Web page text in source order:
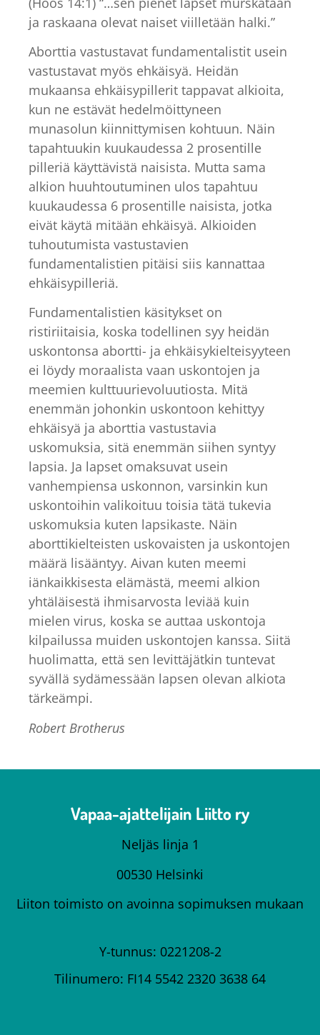
ja raskaana olevat naiset viilletään halki.”
Aborttia vastustavat fundamentalistit usein
vastustavat myös ehkäisyä. Heidän
mukaansa ehkäisypillerit tappavat alkioita,
kun ne estävät hedelmöittyneen
munasolun kiinnittymisen kohtuun. Näin
tapahtuukin kuukaudessa 2 prosentille
pilleriä käyttävistä naisista. Mutta sama
alkion huuhtoutuminen ulos tapahtuu
kuukaudessa 6 prosentille naisista, jotka
eivät käytä mitään ehkäisyä. Alkioiden
tuhoutumista vastustavien
fundamentalistien pitäisi siis kannattaa
ehkäisypilleriä.
Fundamentalistien käsitykset on
ristiriitaisia, koska todellinen syy heidän
uskontonsa abortti- ja ehkäisykielteisyyteen
ei löydy moraalista vaan uskontojen ja
meemien kulttuurievoluutiosta. Mitä
enemmän johonkin uskontoon kehittyy
ehkäisyä ja aborttia vastustavia
uskomuksia, sitä enemmän siihen syntyy
lapsia. Ja lapset omaksuvat usein
vanhempiensa uskonnon, varsinkin kun
uskontoihin valikoituu toisia tätä tukevia
uskomuksia kuten lapsikaste. Näin
aborttikielteisten uskovaisten ja uskontojen
määrä lisääntyy. Aivan kuten meemi
iänkaikkisesta elämästä, meemi alkion
yhtäläisestä ihmisarvosta leviää kuin
mielen virus, koska se auttaa uskontoja
kilpailussa muiden uskontojen kanssa. Siitä
huolimatta, että sen levittäjätkin tuntevat
syvällä sydämessään lapsen olevan alkiota
tärkeämpi.
Robert Brotherus
Vapaa-ajattelijain Liitto ry
Neljäs linja 1
00530 Helsinki
Liiton toimisto on avoinna sopimuksen mukaan
Y-tunnus: 0221208-2
Tilinumero: FI14 5542 2320 3638 64